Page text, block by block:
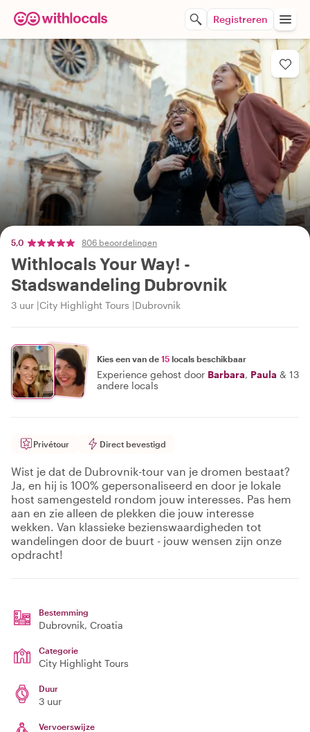
Registreren
5,0 806 beoordelingen
Withlocals Your Way! -
Stadswandeling Dubrovnik
3 uur City Highlight Tours Dubrovnik
Kies een van de 15 locals beschikbaar
Experience gehost door Barbara, Paula & 13
andere locals
Privétour Direct bevestigd
Wist je dat de Dubrovnik-tour van je dromen bestaat?
Ja, en hij is 100% gepersonaliseerd en door je lokale
host samengesteld rondom jouw interesses. Pas hem
aan en zie alleen de plekken die jouw interesse
wekken. Van klassieke bezienswaardigheden tot
wandelingen door de buurt - jouw wensen zijn onze
opdracht!
Bestemming
Dubrovnik, Croatia
Categorie
City Highlight Tours
Duur
3 uur
Vervoerswijze